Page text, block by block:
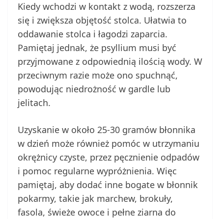
Kiedy wchodzi w kontakt z wodą, rozszerza
się i zwiększa objętość stolca. Ułatwia to
oddawanie stolca i łagodzi zaparcia.
Pamiętaj jednak, że psyllium musi być
przyjmowane z odpowiednią ilością wody. W
przeciwnym razie może ono spuchnąć,
powodując niedrożność w gardle lub
jelitach.
Uzyskanie w około 25-30 gramów błonnika
w dzień może również pomóc w utrzymaniu
okrężnicy czyste, przez pęcznienie odpadów
i pomoc regularne wypróżnienia. Więc
pamiętaj, aby dodać inne bogate w błonnik
pokarmy, takie jak marchew, brokuły,
fasola, świeże owoce i pełne ziarna do